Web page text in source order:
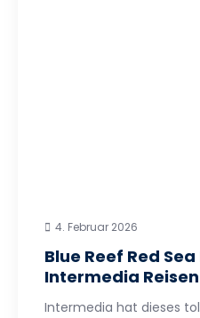
4. Februar 2026
Blue Reef Red
Intermedia
Intermedia hat dieses